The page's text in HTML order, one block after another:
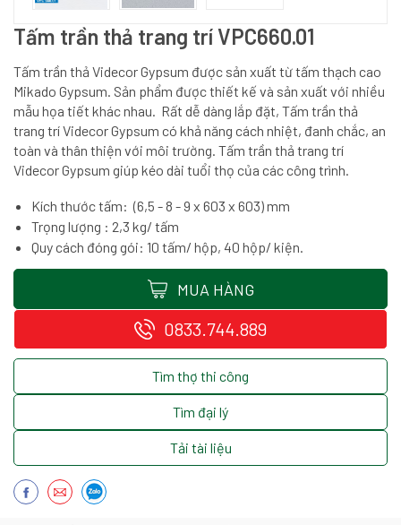
Tấm trần thả trang trí VPC660.01
Tấm trần thả Videcor Gypsum được sản xuất từ tấm thạch cao
Mikado Gypsum. Sản phẩm được thiết kế và sản xuất với nhiều
mẫu họa tiết khác nhau. Rất dễ dàng lắp đặt, Tấm trần thả
trang trí Videcor Gypsum có khả năng cách nhiệt, đanh chắc, an
toàn và thân thiện với môi trường. Tấm trần thả trang trí
Videcor Gypsum giúp kéo dài tuổi thọ của các công trình.
Kích thước tấm: (6,5 - 8 - 9 x 603 x 603) mm
Trọng lượng : 2,3 kg/ tấm
Quy cách đóng gói: 10 tấm/ hộp, 40 hộp/ kiện.
MUA HÀNG
0833.744.889
Tìm thợ thi công
Tìm đại lý
Tải tài liệu